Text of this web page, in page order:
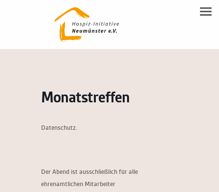
Familienbegleitung
NEUMÜNSTERANER MODELL
SPENDEN
Hospiz-Notiz
Kontakt & Anfahrt
Vereinsmitgliedschaft & Spenden
Monatstreffen
Datenschutz.
Der Abend ist ausschließlich für alle
ehrenamtlichen Mitarbeiter